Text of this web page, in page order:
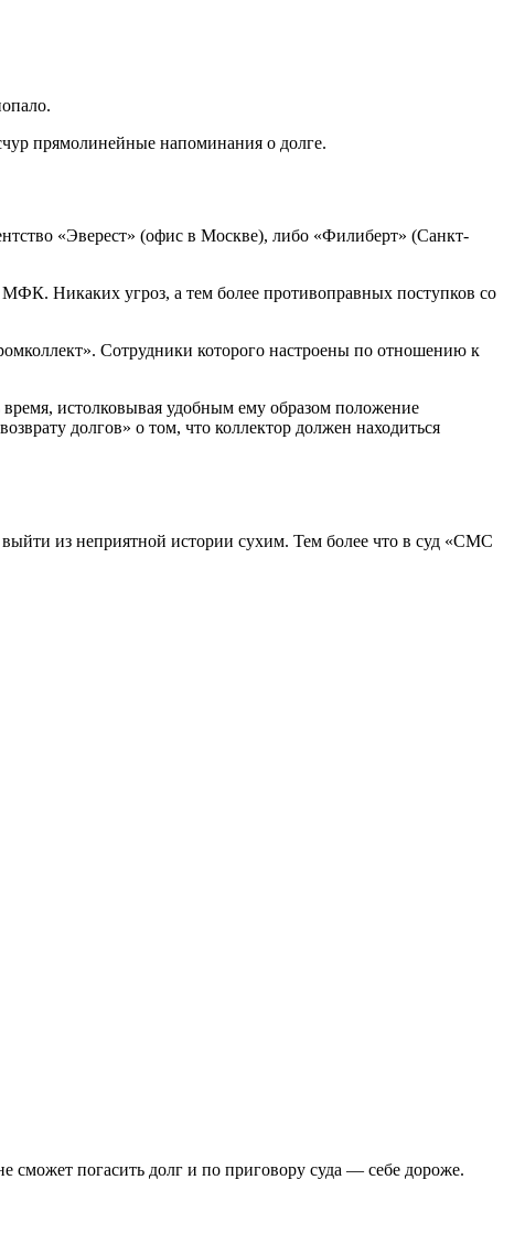
прямолинейные напоминания о долге.
«Эверест» (офис в Москве), либо «Филиберт» (Санкт-
Никаких угроз, а тем более противоправных поступков со
Сотрудники которого настроены по отношению к
истолковывая удобным ему образом положение
долгов» о том, что коллектор должен находиться
из неприятной истории сухим. Тем более что в суд «СМС
сможет погасить долг и по приговору суда — себе дороже.